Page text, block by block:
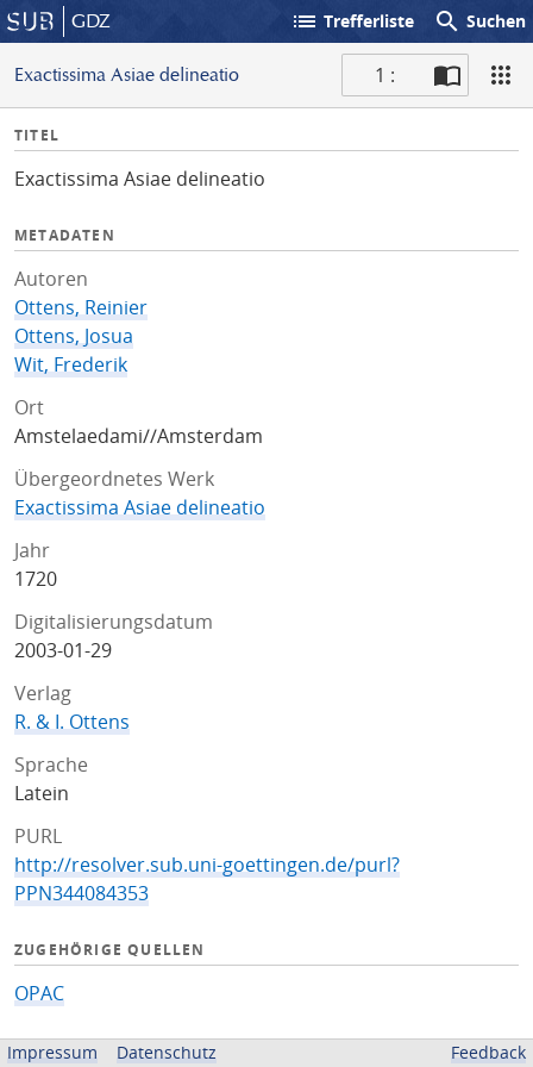
GDZ list Trefferliste search Suchen
Exactissima Asiae delineatio 1 :
I
f
TITEL
Exactissima Asiae delineatio
METADATEN
Autoren
Ottens, Reinier
Ottens, Josua
Wit, Frederik
Ort
Amstelaedami//Amsterdam
Übergeordnetes Werk
Exactissima Asiae delineatio
Jahr
1720
Digitalisierungsdatum
2003-01-29
Verlag
R. & I. Ottens
Sprache
Latein
PURL
http://resolver.sub.uni-goettingen.de/purl?
PPN344084353
ZUGEHÖRIGE QUELLEN
OPAC
BEREITGESTELLT VON
Impressum Datenschutz Feedback